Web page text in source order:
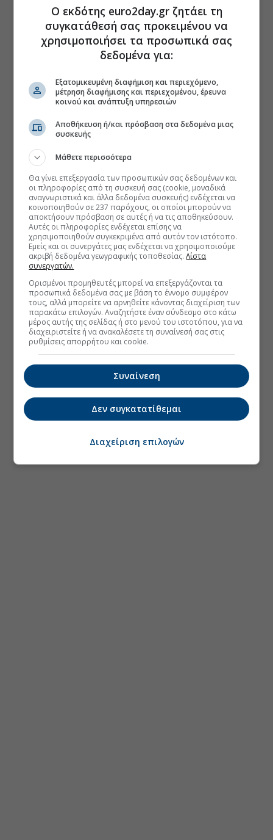
Ο εκδότης euro2day.gr ζητάει τη
συγκατάθεσή σας προκειμένου να
χρησιμοποιήσει τα προσωπικά σας
δεδομένα για:
Εξατομικευμένη διαφήμιση και περιεχόμενο,
μέτρηση διαφήμισης και περιεχομένου, έρευνα
κοινού και ανάπτυξη υπηρεσιών
Αποθήκευση ή/και πρόσβαση στα δεδομένα μιας
συσκευής
Μάθετε περισσότερα
Θα γίνει επεξεργασία των προσωπικών σας δεδομένων και
οι πληροφορίες από τη συσκευή σας (cookie, μοναδικά
αναγνωριστικά και άλλα δεδομένα συσκευής) ενδέχεται να
κοινοποιηθούν σε 237 παρόχους, οι οποίοι μπορούν να
αποκτήσουν πρόσβαση σε αυτές ή να τις αποθηκεύσουν.
Αυτές οι πληροφορίες ενδέχεται επίσης να
χρησιμοποιηθούν συγκεκριμένα από αυτόν τον ιστότοπο.
Εμείς και οι συνεργάτες μας ενδέχεται να χρησιμοποιούμε
ακριβή δεδομένα γεωγραφικής τοποθεσίας.Λίστα
συνεργατών.
Ορισμένοι προμηθευτές μπορεί να επεξεργάζονται τα
προσωπικά δεδομένα σας με βάση το έννομο συμφέρον
τους, αλλά μπορείτε να αρνηθείτε κάνοντας διαχείριση των
παρακάτω επιλογών. Αναζητήστε έναν σύνδεσμο στο κάτω
μέρος αυτής της σελίδας ή στο μενού του ιστοτόπου, για να
διαχειριστείτε ή να ανακαλέσετε τη συναίνεσή σας στις
ρυθμίσεις απορρήτου και cookie.
Συναίνεση
Δεν συγκατατίθεμαι
Διαχείριση επιλογών